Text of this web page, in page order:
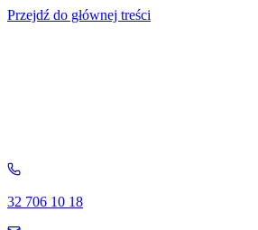
Przejdź do głównej treści
32 706 10 18